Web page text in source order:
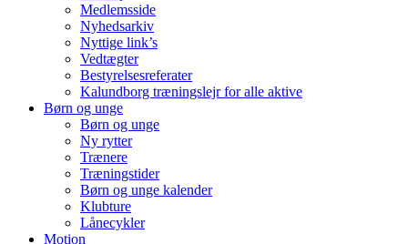
Medlemsside
Nyhedsarkiv
Nyttige link’s
Vedtægter
Bestyrelsesreferater
Kalundborg træningslejr for alle aktive
Børn og unge
Børn og unge
Ny rytter
Trænere
Træningstider
Børn og unge kalender
Klubture
Lånecykler
Motion